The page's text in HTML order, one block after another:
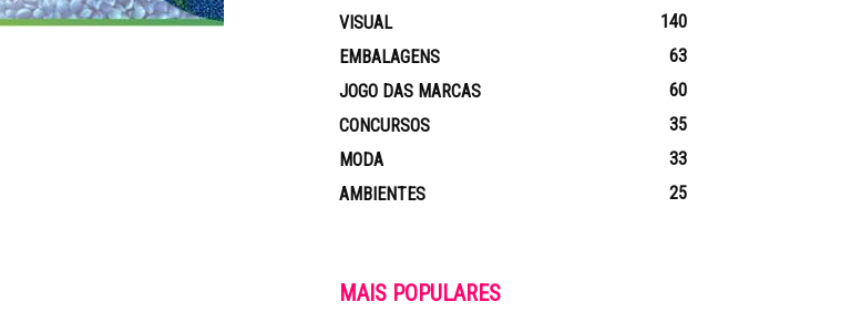
VISUAL
140
EMBALAGENS
63
JOGO DAS MARCAS
60
CONCURSOS
35
MODA
33
AMBIENTES
25
MAIS POPULARES